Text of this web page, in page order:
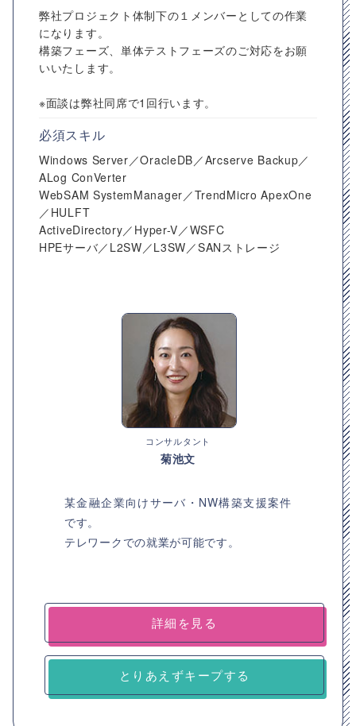
弊社プロジェクト体制下の１メンバーとしての作業
になります。
構築フェーズ、単体テストフェーズのご対応をお願
いいたします。
※面談は弊社同席で1回行います。
必須スキル
Windows Server／OracleDB／Arcserve Backup／
ALog ConVerter
WebSAM SystemManager／TrendMicro ApexOne
／HULFT
ActiveDirectory／Hyper-V／WSFC
HPEサーバ／L2SW／L3SW／SANストレージ
コンサルタント
菊池文
某金融企業向けサーバ・NW構築支援案件
です。
テレワークでの就業が可能です。
詳細を見る
とりあえずキープする